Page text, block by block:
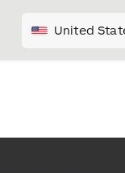
United